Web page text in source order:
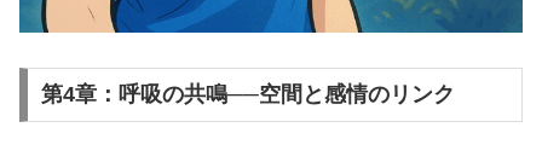
第4章：呼吸の共鳴──空間と感情のリンク